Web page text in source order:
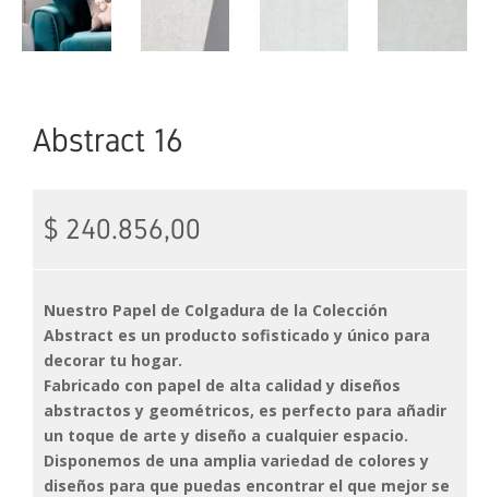
Abstract 16
$ 240.856,00
Nuestro Papel de Colgadura de la Colección
Abstract es un producto sofisticado y único para
decorar tu hogar.
Fabricado con papel de alta calidad y diseños
abstractos y geométricos, es perfecto para añadir
un toque de arte y diseño a cualquier espacio.
Disponemos de una amplia variedad de colores y
diseños para que puedas encontrar el que mejor se